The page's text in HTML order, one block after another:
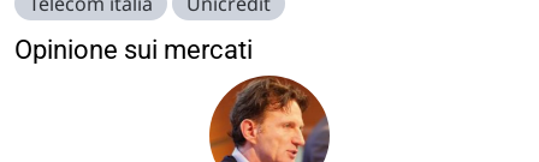
Opinione sui mercati